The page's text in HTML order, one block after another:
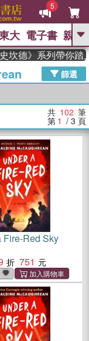
5
GO
、 高希均教授回憶錄
、 父親節 、 花開錦
學女孩：黎曼猜想
如果歷史是一
錄
大 電子書 親子
系列帶你踏上熱血
篩選
共 102 筆
第 1 / 3 頁
Fire-Red Sky
751